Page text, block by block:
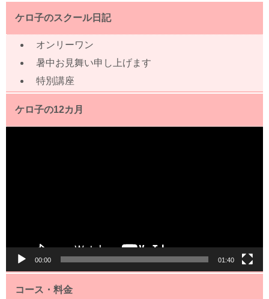
ケロ子のスクール日記
オンリーワン
暑中お見舞い申し上げます
特別講座
ケロ子の12カ月
00:00 01:40
コース・料金